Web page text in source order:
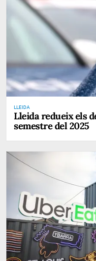
LLEIDA
Lleida redueix els
semestre del 2025